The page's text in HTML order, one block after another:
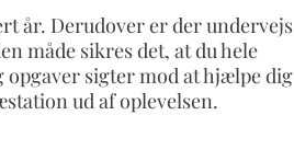
år. Derudover er der undervejs
måde sikres det, at du hele
sigter mod at hjælpe dig
ud af oplevelsen.